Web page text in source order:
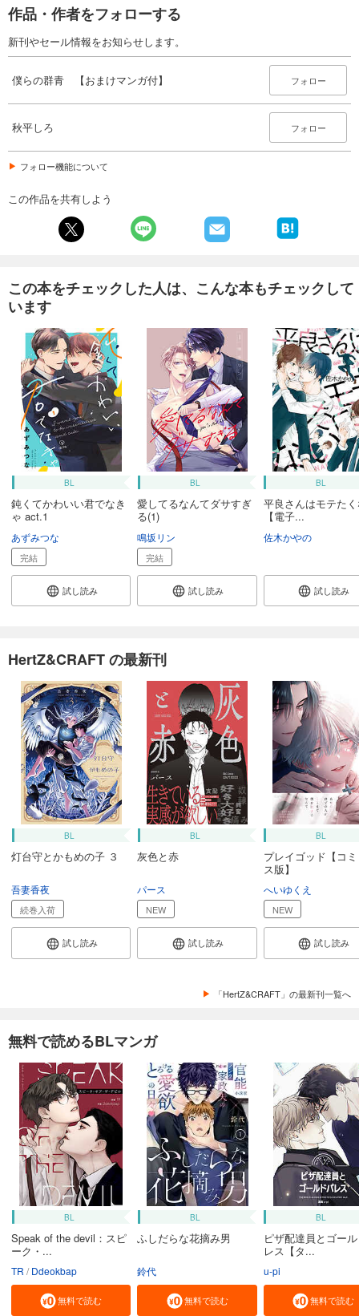
作品・作者をフォローする
新刊やセール情報をお知らせします。
僕らの群青 【おまけマンガ付】 フォロー
秋平しろ フォロー
フォロー機能について
この作品を共有しよう
この本をチェックした人は、こんな本もチェックして
います
BL
鈍くてかわいい君でなき
ゃ act.1
あずみつな
完結
試し読み
BL
愛してるなんてダサすぎ
る(1)
鳴坂リン
完結
試し読み
BL
平良さんはモテた
【電子...
佐木かやの
試し読み
HertZ&CRAFT の最新刊
BL
灯台守とかもめの子 ３
吾妻香夜
続巻入荷
試し読み
BL
灰色と赤
パース
NEW
試し読み
BL
プレイゴッド【コ
ス版】
へいゆくえ
NEW
試し読み
「HertZ&CRAFT」の最新刊一覧へ
無料で読めるBLマンガ
BL
Speak of the devil：スピ
ーク・...
TR Ddeokbap
無料で読む
BL
ふしだらな花摘み男
鈴代
無料で読む
BL
ピザ配達員とゴー
レス【タ...
u-pi
無料で読む